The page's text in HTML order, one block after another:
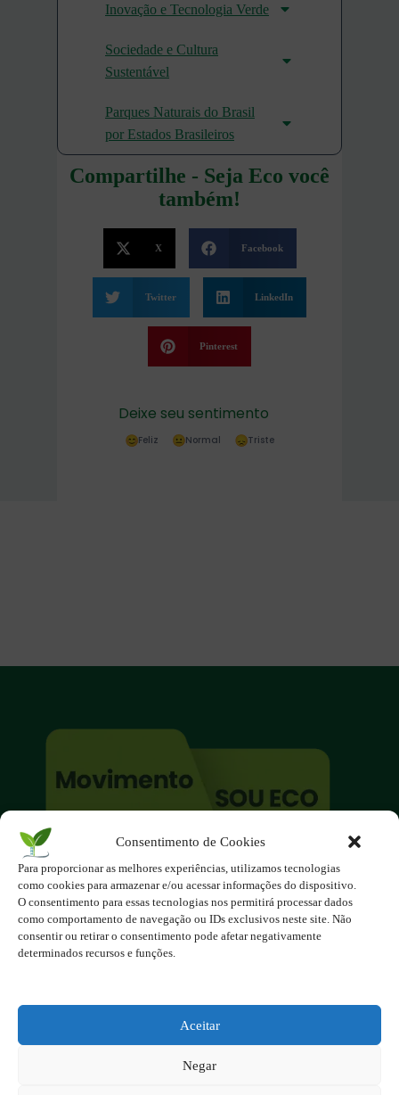
Consentimento de Cookies
Para proporcionar as melhores experiências, utilizamos tecnologias
como cookies para armazenar e/ou acessar informações do dispositivo.
O consentimento para essas tecnologias nos permitirá processar dados
como comportamento de navegação ou IDs exclusivos neste site. Não
consentir ou retirar o consentimento pode afetar negativamente
determinados recursos e funções.
Aceitar
Negar
Inovação e Tecnologia Verde
Sociedade e Cultura
Sustentável
Parques Naturais do Brasil
por Estados Brasileiros
Compartilhe - Seja Eco você
também!
X Facebook
Twitter LinkedIn
Pinterest
Deixe seu sentimento
Feliz Normal Triste
O site é um movimento ambientalista!
Participe você também!
Podemos fazer muito
se nos unirmos!
Inscreva-se na Newsletter
2025 - Todos os direitos reservados à